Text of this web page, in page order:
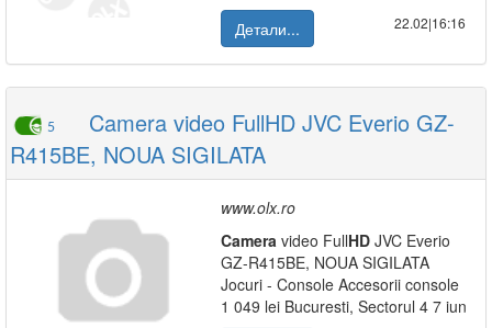
Детали...
22.02|16:16
5
Camera video FullHD JVC Everio GZ-
R415BE, NOUA SIGILATA
www.olx.ro
Camera video FullHD JVC Everio
GZ-R415BE, NOUA SIGILATA
Jocuri - Console Accesorii console
1 049 lei Bucuresti, Sectorul 4 7 iun